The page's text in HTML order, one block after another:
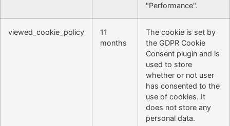
"Performance".
viewed_cookie_policy
11
months
The cookie is set by
the GDPR Cookie
Consent plugin and is
used to store
whether or not user
has consented to the
use of cookies. It
does not store any
personal data.